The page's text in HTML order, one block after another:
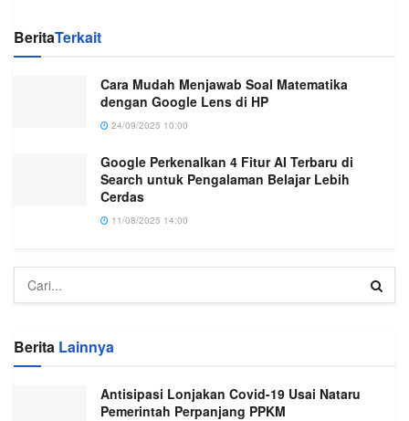
BeritaTerkait
Cara Mudah Menjawab Soal Matematika
dengan Google Lens di HP
24/09/2025 10:00
Google Perkenalkan 4 Fitur AI Terbaru di
Search untuk Pengalaman Belajar Lebih
Cerdas
11/08/2025 14:00
Berita Lainnya
Antisipasi Lonjakan Covid-19 Usai Nataru
Pemerintah Perpanjang PPKM